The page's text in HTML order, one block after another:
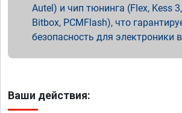
Autel) и чип тюнинга (Flex, Kess
Bitbox, PCMFlash), что
безопасность для электроники
Ваши действия: